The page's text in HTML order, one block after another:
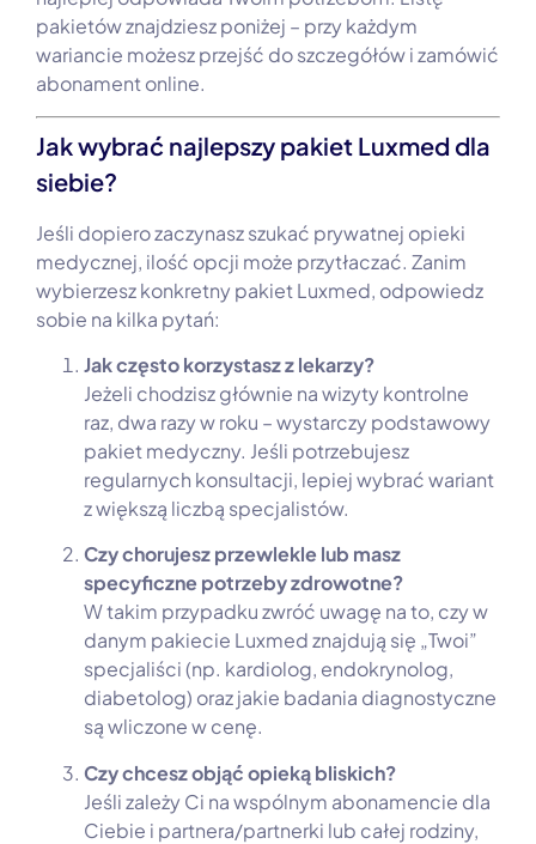
pakietów znajdziesz poniżej – przy każdym
wariancie możesz przejść do szczegółów i zamówić
abonament online.
Jak wybrać najlepszy pakiet Luxmed dla
siebie?
Jeśli dopiero zaczynasz szukać prywatnej opieki
medycznej, ilość opcji może przytłaczać. Zanim
wybierzesz konkretny pakiet Luxmed, odpowiedz
sobie na kilka pytań:
Jak często korzystasz z lekarzy?
Jeżeli chodzisz głównie na wizyty kontrolne
raz, dwa razy w roku – wystarczy podstawowy
pakiet medyczny. Jeśli potrzebujesz
regularnych konsultacji, lepiej wybrać wariant
z większą liczbą specjalistów.
Czy chorujesz przewlekle lub masz
specyficzne potrzeby zdrowotne?
W takim przypadku zwróć uwagę na to, czy w
danym pakiecie Luxmed znajdują się „Twoi”
specjaliści (np. kardiolog, endokrynolog,
diabetolog) oraz jakie badania diagnostyczne
są wliczone w cenę.
Czy chcesz objąć opieką bliskich?
Jeśli zależy Ci na wspólnym abonamencie dla
Ciebie i partnera/partnerki lub całej rodziny,